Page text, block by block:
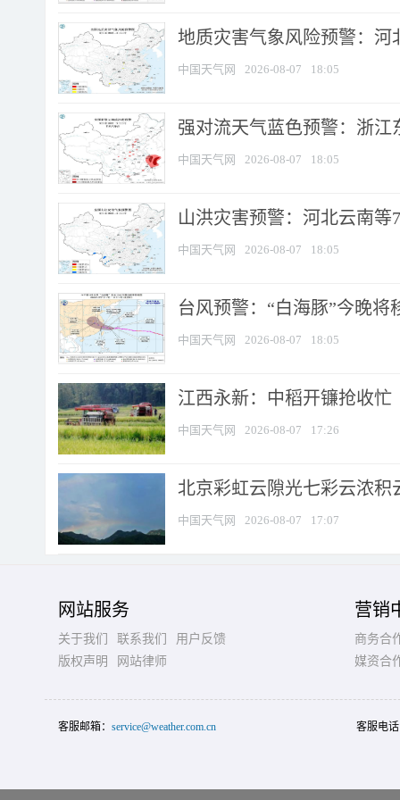
地质灾害气象风险预警：河
中国天气网 2026-08-07 18:05
强对流天气蓝色预警：浙江
中国天气网 2026-08-07 18:05
山洪灾害预警：河北云南
中国天气网 2026-08-07 18:05
台风预警：“白海豚”今晚将
中国天气网 2026-08-07 18:05
江西永新：中稻开镰抢收忙
中国天气网 2026-08-07 17:26
北京彩虹云隙光七彩云浓积
中国天气网 2026-08-07 17:07
网站服务
关于我们 联系我们
用户反馈
版权声明
网站律师
营销
商务合
媒资合
客服邮箱： service@weather.com.cn 客服电